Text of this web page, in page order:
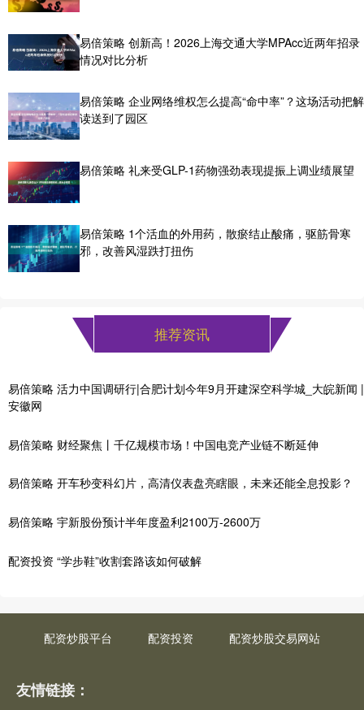
易倍策略 创新高！2026上海交通大学MPAcc近两年招录
情况对比分析
易倍策略 企业网络维权怎么提高“命中率”？这场活动把解
读送到了园区
易倍策略 礼来受GLP-1药物强劲表现提振上调业绩展望
易倍策略 1个活血的外用药，散瘀结止酸痛，驱筋骨寒
邪，改善风湿跌打扭伤
推荐资讯
易倍策略 活力中国调研行|合肥计划今年9月开建深空科学城_大皖新闻 |
安徽网
易倍策略 财经聚焦丨千亿规模市场！中国电竞产业链不断延伸
易倍策略 开车秒变科幻片，高清仪表盘亮瞎眼，未来还能全息投影？
易倍策略 宇新股份预计半年度盈利2100万-2600万
配资投资 “学步鞋”收割套路该如何破解
配资炒股平台 配资投资 配资炒股交易网站
友情链接：